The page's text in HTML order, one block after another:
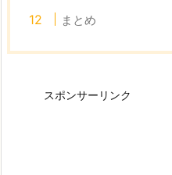
まとめ
スポンサーリンク